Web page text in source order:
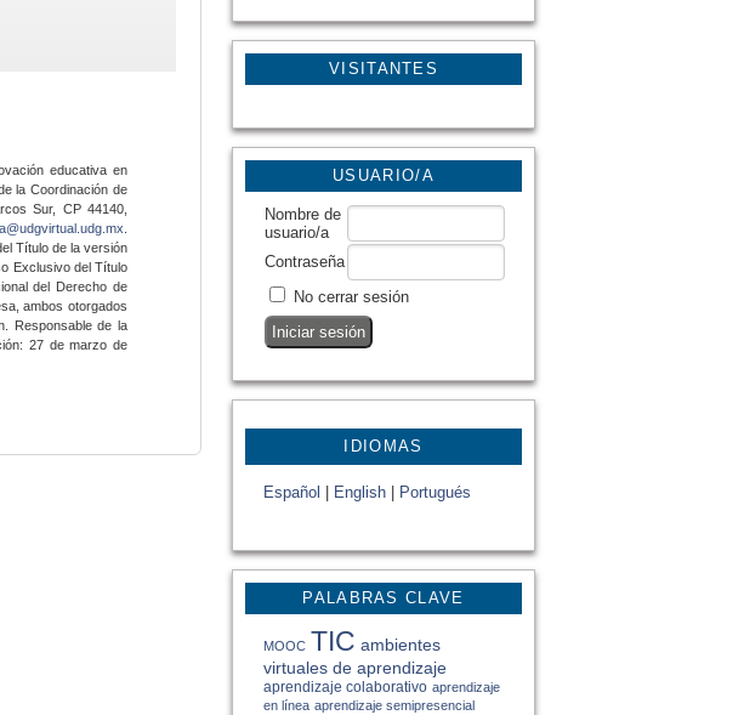
VISITANTES
USUARIO/A
Nombre de
usuario/a
Contraseña
No cerrar sesión
IDIOMAS
Español English Portugués
PALABRAS CLAVE
MOOC TIC ambientes
virtuales de aprendizaje
aprendizaje colaborativo aprendizaje
en línea aprendizaje semipresencial
educativa en
la Coordinación de
Sur, CP 44140,
Título de la versión
Exclusivo del Título
del Derecho de
ambos otorgados
Responsable de la
27 de marzo de